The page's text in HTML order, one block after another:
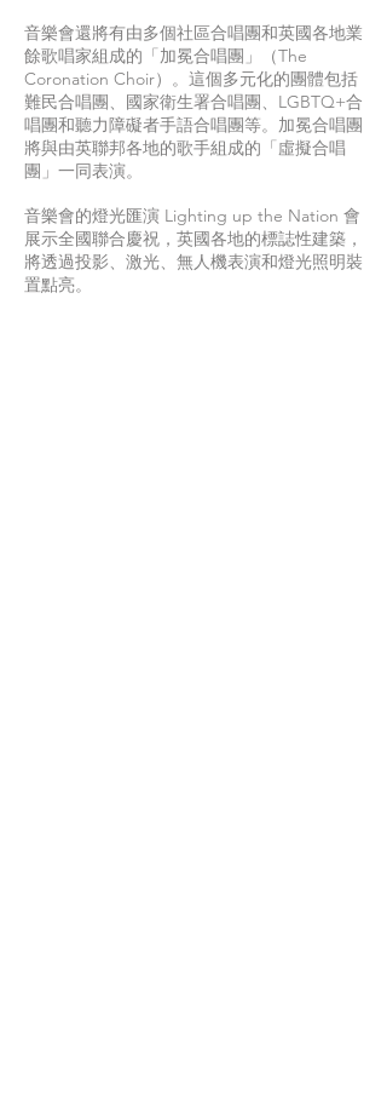
音樂會還將有由多個社區合唱團和英國各地業
餘歌唱家組成的「加冕合唱團」（The
Coronation Choir）。這個多元化的團體包括
難民合唱團、國家衛生署合唱團、LGBTQ+合
唱團和聽力障礙者手語合唱團等。加冕合唱團
將與由英聯邦各地的歌手組成的「虛擬合唱
團」一同表演。
音樂會的燈光匯演 Lighting up the Nation 會
展示全國聯合慶祝，英國各地的標誌性建築，
將透過投影、激光、無人機表演和燈光照明裝
置點亮。